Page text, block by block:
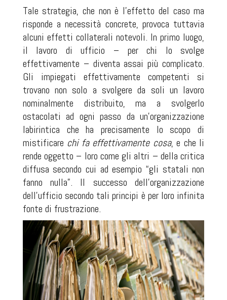
Tale strategia, che non è l'effetto del caso ma
risponde a necessità concrete, provoca tuttavia
alcuni effetti collaterali notevoli. In primo luogo,
il lavoro di ufficio – per chi lo svolge
effettivamente – diventa assai più complicato.
Gli impiegati effettivamente competenti si
trovano non solo a svolgere da soli un lavoro
nominalmente distribuito, ma a svolgerlo
ostacolati ad ogni passo da un'organizzazione
labirintica che ha precisamente lo scopo di
mistificare chi fa effettivamente cosa, e che li
rende oggetto – loro come gli altri – della critica
diffusa secondo cui ad esempio “gli statali non
fanno nulla”. Il successo dell'organizzazione
dell'ufficio secondo tali principi è per loro infinita
fonte di frustrazione.